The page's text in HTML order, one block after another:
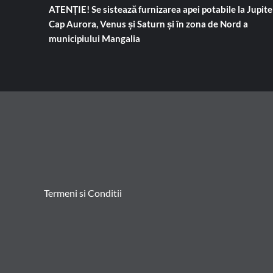
ATENȚIE! Se sistează furnizarea apei potabile la
Cap Aurora, Venus și Saturn și în zona de Nord a
municipiului Mangalia
Termeni si Conditii